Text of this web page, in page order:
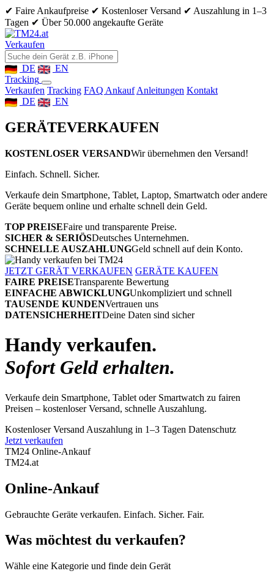
✔ Faire Ankaufpreise ✔ Kostenloser Versand ✔ Auszahlung in 1–3
Tagen ✔ Über 50.000 angekaufte Geräte
Verkaufen
DE
EN
Tracking
Verkaufen Tracking FAQ Ankauf Anleitungen Kontakt
DE
EN
GERÄTEVERKAUFEN
KOSTENLOSER VERSANDWir übernehmen den Versand!
Einfach. Schnell. Sicher.
Verkaufe dein Smartphone, Tablet, Laptop, Smartwatch oder andere
Geräte bequem online und erhalte schnell dein Geld.
TOP PREISEFaire und transparente Preise.
SICHER & SERIÖSDeutsches Unternehmen.
SCHNELLE AUSZAHLUNGGeld schnell auf dein Konto.
JETZT GERÄT VERKAUFEN GERÄTE KAUFEN
FAIRE PREISETransparente Bewertung
EINFACHE ABWICKLUNGUnkompliziert und schnell
TAUSENDE KUNDENVertrauen uns
DATENSICHERHEITDeine Daten sind sicher
Handy verkaufen.
Sofort Geld erhalten.
Verkaufe dein Smartphone, Tablet oder Smartwatch zu fairen
Preisen – kostenloser Versand, schnelle Auszahlung.
Kostenloser Versand Auszahlung in 1–3 Tagen Datenschutz
Jetzt verkaufen
TM24 Online-Ankauf
TM24.at
Online-Ankauf
Gebrauchte Geräte verkaufen. Einfach. Sicher. Fair.
Was möchtest du verkaufen?
Wähle eine Kategorie und finde dein Gerät